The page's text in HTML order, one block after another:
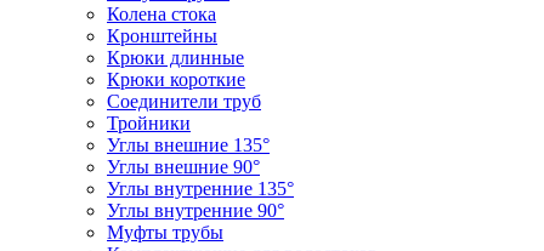
Колена стока
Кронштейны
Крюки длинные
Крюки короткие
Соединители труб
Тройники
Углы внешние 135°
Углы внешние 90°
Углы внутренние 135°
Углы внутренние 90°
Муфты трубы